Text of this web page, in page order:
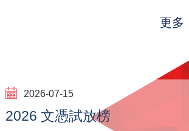
2026-07-15
2026 文憑試放榜
更多